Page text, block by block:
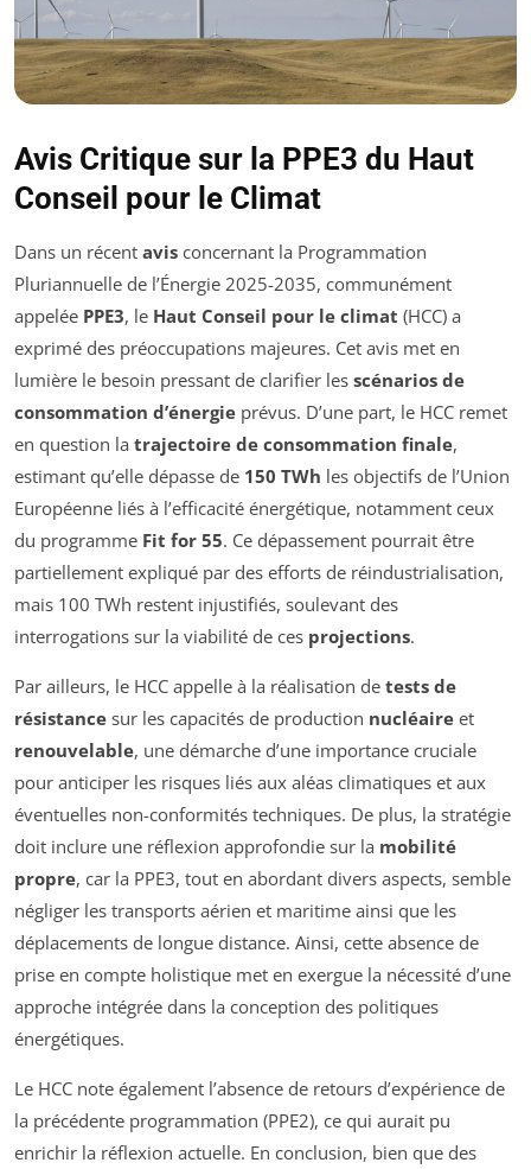
Avis Critique sur la PPE3 du Haut
Conseil pour le Climat
Dans un récent avis concernant la Programmation
Pluriannuelle de l’Énergie 2025-2035, communément
appelée PPE3, le Haut Conseil pour le climat (HCC) a
exprimé des préoccupations majeures. Cet avis met en
lumière le besoin pressant de clarifier les scénarios de
consommation d’énergie prévus. D’une part, le HCC remet
en question la trajectoire de consommation finale,
estimant qu’elle dépasse de 150 TWh les objectifs de l’Union
Européenne liés à l’efficacité énergétique, notamment ceux
du programme Fit for 55. Ce dépassement pourrait être
partiellement expliqué par des efforts de réindustrialisation,
mais 100 TWh restent injustifiés, soulevant des
interrogations sur la viabilité de ces projections.
Par ailleurs, le HCC appelle à la réalisation de tests de
résistance sur les capacités de production nucléaire et
renouvelable, une démarche d’une importance cruciale
pour anticiper les risques liés aux aléas climatiques et aux
éventuelles non-conformités techniques. De plus, la stratégie
doit inclure une réflexion approfondie sur la mobilité
propre, car la PPE3, tout en abordant divers aspects, semble
négliger les transports aérien et maritime ainsi que les
déplacements de longue distance. Ainsi, cette absence de
prise en compte holistique met en exergue la nécessité d’une
approche intégrée dans la conception des politiques
énergétiques.
Le HCC note également l’absence de retours d’expérience de
la précédente programmation (PPE2), ce qui aurait pu
enrichir la réflexion actuelle. En conclusion, bien que des